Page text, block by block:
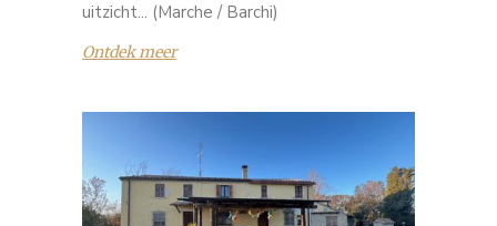
uitzicht... (Marche / Barchi)
Ontdek meer